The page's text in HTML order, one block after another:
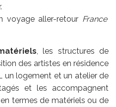
voyage aller-retour France
, les structures de
des artistes en résidence
un logement et un atelier de
et les accompagnent
termes de matériels ou de